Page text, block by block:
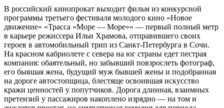
В российский кинопрокат выходит фильм из конкурсной
программы третьего фестиваля молодого кино «Новое
движение» «Трасса «Море — Море»» — первый полный метр
в карьере режиссера Ильи Храмова, отправившего своих
героев в автомобильный трип из Санкт-Петербурга в Сочи.
На красном кабриолете с севера на юг страны едет пестрая
компания: обаятельный, но забывший повзрослеть фотограф,
его бывшая жена, будущий муж бывшей жены и подобранная
на дороге автостопщица, блестяще освоившая искусство
кражи ценностей у попутчиков. Дорога длинная, взаимных
претензий у пассажиров накоплено изрядно — на том и